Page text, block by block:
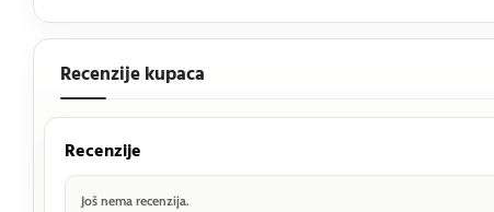
Recenzije kupaca
Recenzije
Još nema recenzija.